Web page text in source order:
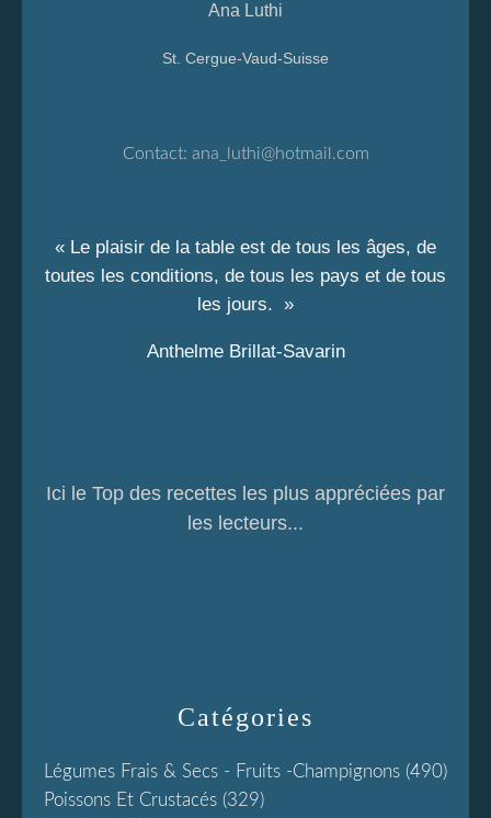
Catégories
Légumes Frais & Secs - Fruits -champignons (490)
Poissons Et Crustacés (329)
Ana Luthi
St. Cergue-Vaud-Suisse
Contact: ana_luthi@hotmail.com
« Le plaisir de la table est de tous les âges, de
toutes les conditions, de tous les pays et de tous
les jours. »
Anthelme Brillat-Savarin
Ici le Top des recettes les plus appréciées par
les lecteurs...